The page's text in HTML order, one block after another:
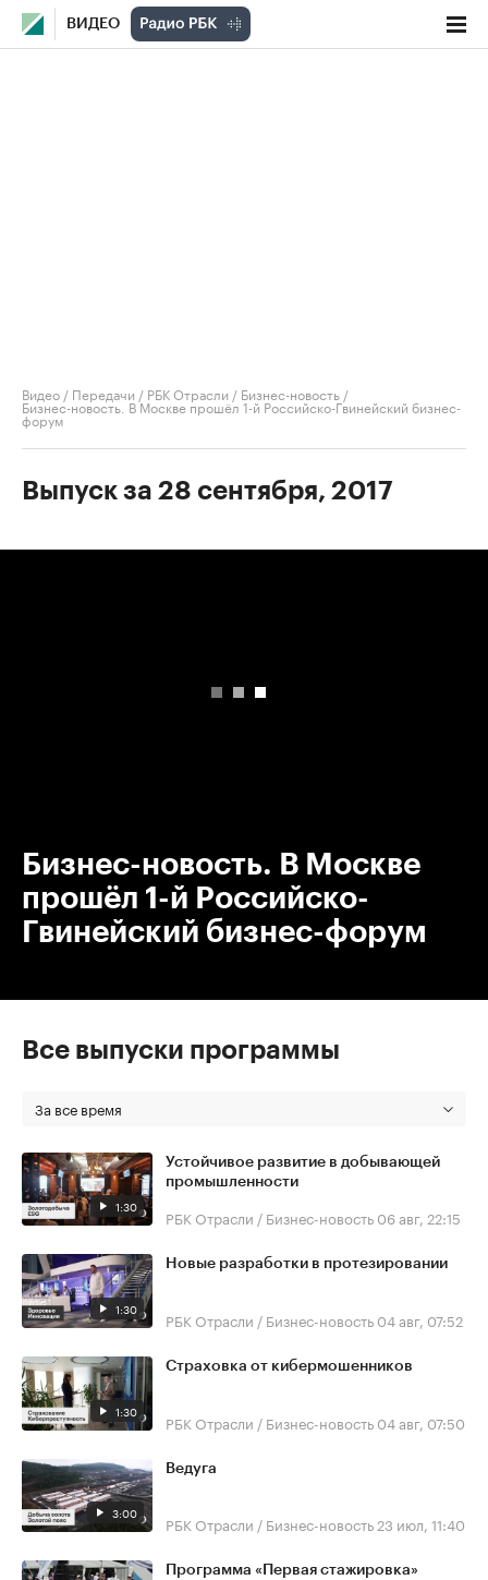
ВИДЕО
Видео / Передачи / РБК Отрасли / Бизнес-новость /
Бизнес-новость. В Москве прошёл 1-й Российско-Гвинейский бизнес-
форум
Выпуск за 28 сентября, 2017
Бизнес-новость. В Москве
прошёл 1-й Российско-
Гвинейский бизнес-форум
Все выпуски программы
За все время
1:30
Устойчивое развитие в добывающей
промышленности
РБК Отрасли / Бизнес-новость 06 авг, 22:15
1:30
Новые разработки в протезировании
РБК Отрасли / Бизнес-новость 04 авг, 07:52
1:30
Страховка от кибермошенников
РБК Отрасли / Бизнес-новость 04 авг, 07:50
3:00
Ведуга
РБК Отрасли / Бизнес-новость 23 июл, 11:40
Программа «Первая стажировка»